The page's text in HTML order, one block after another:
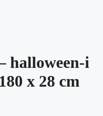
halloween-i
x 28 cm